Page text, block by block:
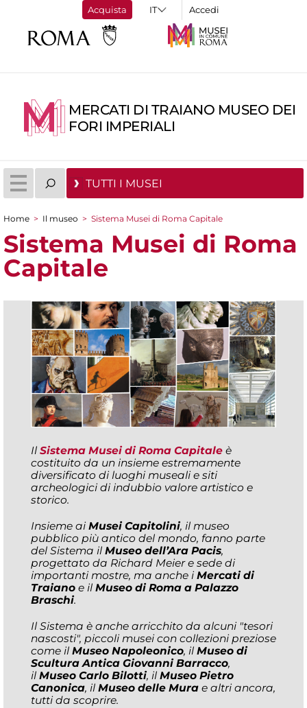
Acquista Accedi
MERCATI DI TRAIANO MUSEO DEI
FORI IMPERIALI
TUTTI I MUSEI
Tu sei qui
Home > Il museo > Sistema Musei di Roma Capitale
Sistema Musei di Roma
Capitale
Il Sistema Musei di Roma Capitale è
costituito da un insieme estremamente
diversificato di luoghi museali e siti
archeologici di indubbio valore artistico e
storico.
Insieme ai Musei Capitolini, il museo
pubblico più antico del mondo, fanno parte
del Sistema il Museo dell’Ara Pacis,
progettato da Richard Meier e sede di
importanti mostre, ma anche i Mercati di
Traiano e il Museo di Roma a Palazzo
Braschi.
Il Sistema è anche arricchito da alcuni "tesori
nascosti", piccoli musei con collezioni preziose
come il Museo Napoleonico, il Museo di
Scultura Antica Giovanni Barracco,
il Museo Carlo Bilotti, il Museo Pietro
Canonica, il Museo delle Mura e altri ancora,
tutti da scoprire.